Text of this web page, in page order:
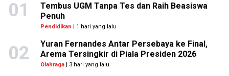
01
Tembus UGM Tanpa Tes dan Raih Beasiswa
Penuh
Pendidikan | 1 hari yang lalu
02
Yuran Fernandes Antar Persebaya ke Final,
Arema Tersingkir di Piala Presiden 2026
Olahraga| 3 hari yang lalu